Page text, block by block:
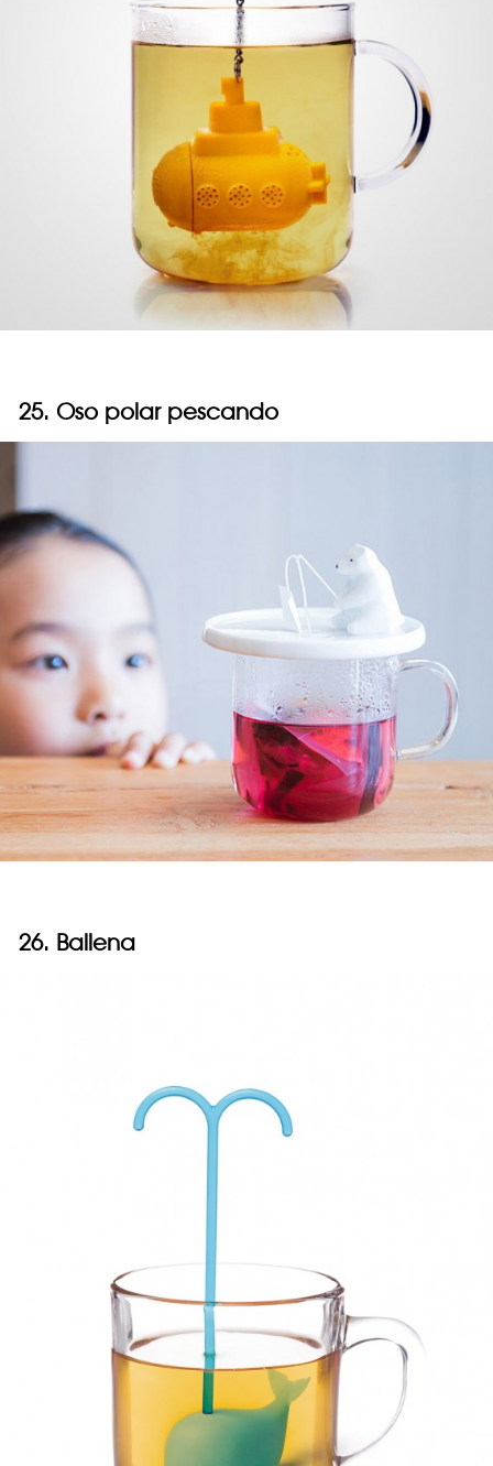
25. Oso polar pescando
26. Ballena